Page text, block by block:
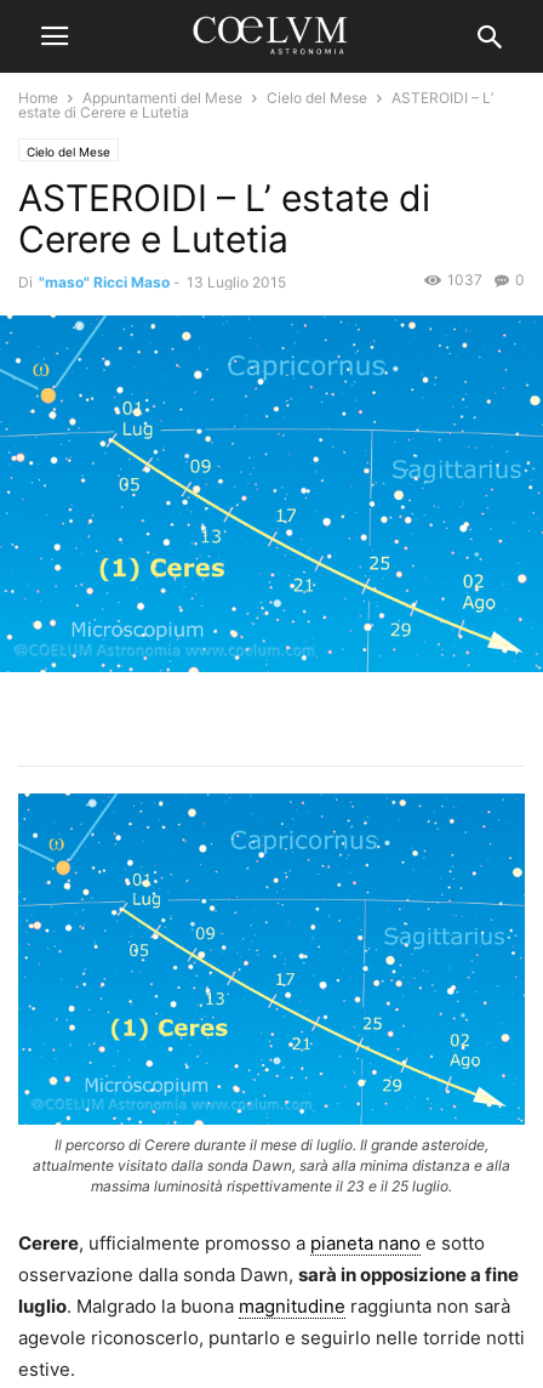
Home Appuntamenti del Mese Cielo del Mese
ASTEROIDI – L’
estate di Cerere e Lutetia
Cielo del Mese
ASTEROIDI – L’ estate di
Cerere e Lutetia
Di "maso" Ricci Maso - 13 Luglio 2015 0
1037
Il percorso di Cerere durante il mese di luglio. Il grande asteroide,
attualmente visitato dalla sonda Dawn, sarà alla minima distanza e alla
massima luminosità rispettivamente il 23 e il 25 luglio.
Cerere, ufficialmente promosso a pianeta nano e sotto
osservazione dalla sonda Dawn, sarà in opposizione a fine
luglio. Malgrado la buona magnitudine raggiunta non sarà
agevole riconoscerlo, puntarlo e seguirlo nelle torride notti
estive.